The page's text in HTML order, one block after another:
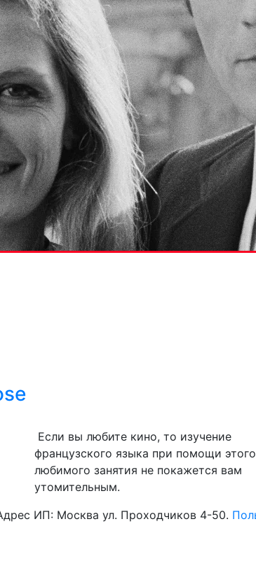
Если вы любите кино, то изучение
французского языка при помощи этого
любимого занятия не покажется вам
утомительным.
ИП: Москва ул. Проходчиков 4-50.